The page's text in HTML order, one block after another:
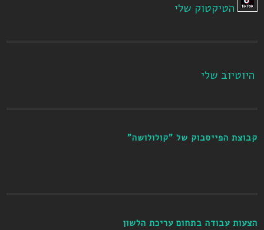
הטיקטוק שלי
היוטיוב שלי
קבוצת הפייסבוק של "קולולושה"
הצעות עבודה בתחום עריכת הלשון